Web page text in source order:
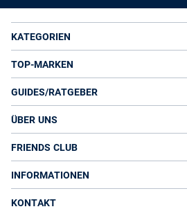
KATEGORIEN
TOP-MARKEN
GUIDES/RATGEBER
ÜBER UNS
FRIENDS CLUB
INFORMATIONEN
KONTAKT